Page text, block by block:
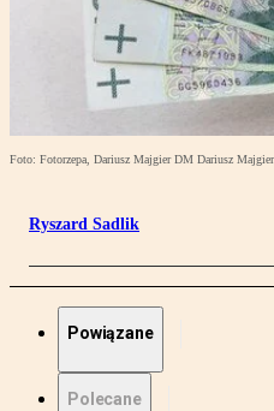
Foto: Fotorzepa, Dariusz Majgier DM Dariusz Majgier
Ryszard Sadlik
Powiązane
Polecane